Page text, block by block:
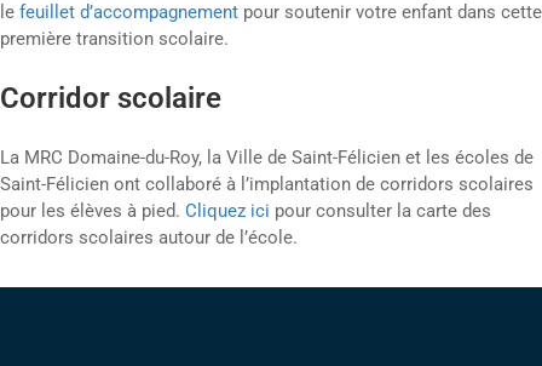
le feuillet d’accompagnement pour soutenir votre enfant dans cette
première transition scolaire.
Corridor scolaire
La MRC Domaine-du-Roy, la Ville de Saint-Félicien et les écoles de
Saint-Félicien ont collaboré à l’implantation de corridors scolaires
pour les élèves à pied. Cliquez ici pour consulter la carte des
corridors scolaires autour de l’école.